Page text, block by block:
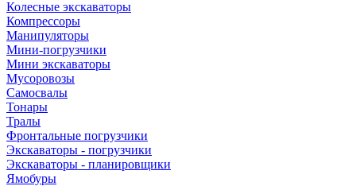
Колесные экскаваторы
Компрессоры
Манипуляторы
Мини-погрузчики
Мини экскаваторы
Мусоровозы
Самосвалы
Тонары
Тралы
Фронтальные погрузчики
Экскаваторы - погрузчики
Экскаваторы - планировщики
Ямобуры